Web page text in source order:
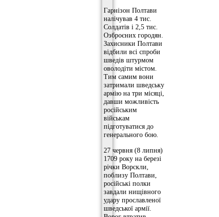
Гарнізон Полтави
налічував 4 тис.
Солдатів і 2,5 тис.
Озброєних городян.
Захисники Полтави
відбили всі спроби
шведів штурмом
оволодіти містом.
Тим самим вони
затримали шведську
армію на три місяці,
давши можливість
російським
військам
підготуватися до
генерального бою.
27 червня (8 липня)
1709 року на березі
річки Ворскли,
поблизу Полтави,
російські полки
завдали нищівного
удару прославленої
шведської армії.